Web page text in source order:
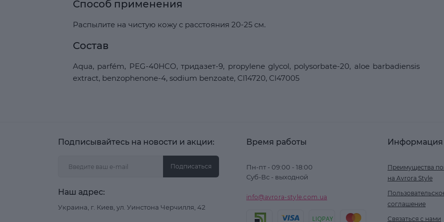
Способ применения
Распылите на чистую кожу с расстояния 20-25 см.
Состав
Aqua, parfém, PEG-40HCO, тридазет-9, propylene glycol, polysorbate-20, aloe barbadiensis
extract, benzophenone-4, sodium benzoate, Cl14720, Cl47005
Подписывайтесь на новости и акции:
Подписаться
Наш адрес:
Украина, г. Киев, ул. Уинстона Черчилля, 42
Время работы
Пн-пт - 09:00 - 18:00
Суб-Вс - выходной
info@avrora-style.com.ua
Информация
Преимущества
на Avrora Style
соглашение
Связаться с нами